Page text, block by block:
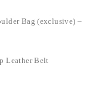
Bag (exclusive) –
Leather Belt